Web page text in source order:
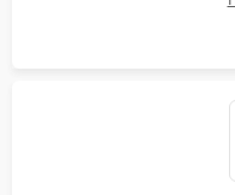
продувка